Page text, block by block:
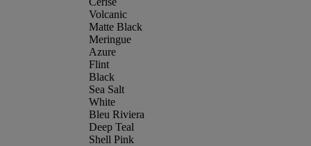
Volcanic
Matte Black
Meringue
Azure
Flint
Black
Sea Salt
White
Bleu Riviera
Deep Teal
Shell Pink